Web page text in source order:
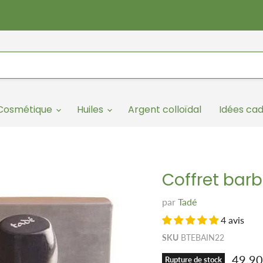
Huiles Argent colloïdal Idées
Coffret
par Tadé
4 avis
SKU BTEBAIN22
Rupture de stock Prix